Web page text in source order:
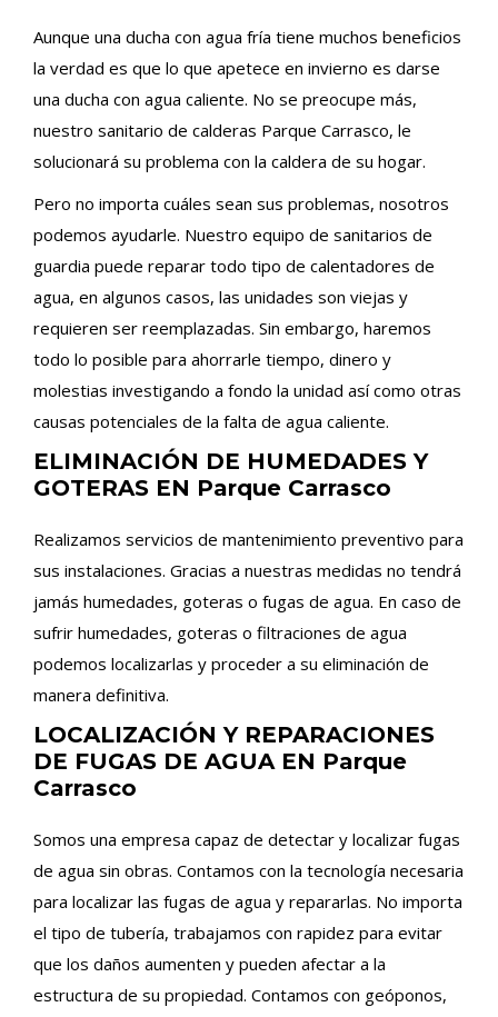
Aunque una ducha con agua fría tiene muchos beneficios
la verdad es que lo que apetece en invierno es darse
una ducha con agua caliente. No se preocupe más,
nuestro sanitario de calderas Parque Carrasco, le
solucionará su problema con la caldera de su hogar.
Pero no importa cuáles sean sus problemas, nosotros
podemos ayudarle. Nuestro equipo de sanitarios de
guardia puede reparar todo tipo de calentadores de
agua, en algunos casos, las unidades son viejas y
requieren ser reemplazadas. Sin embargo, haremos
todo lo posible para ahorrarle tiempo, dinero y
molestias investigando a fondo la unidad así como otras
causas potenciales de la falta de agua caliente.
ELIMINACIÓN DE HUMEDADES Y
GOTERAS EN Parque Carrasco
Realizamos servicios de mantenimiento preventivo para
sus instalaciones. Gracias a nuestras medidas no tendrá
jamás humedades, goteras o fugas de agua. En caso de
sufrir humedades, goteras o filtraciones de agua
podemos localizarlas y proceder a su eliminación de
manera definitiva.
LOCALIZACIÓN Y REPARACIONES
DE FUGAS DE AGUA EN Parque
Carrasco
Somos una empresa capaz de detectar y localizar fugas
de agua sin obras. Contamos con la tecnología necesaria
para localizar las fugas de agua y repararlas. No importa
el tipo de tubería, trabajamos con rapidez para evitar
que los daños aumenten y pueden afectar a la
estructura de su propiedad. Contamos con geóponos,